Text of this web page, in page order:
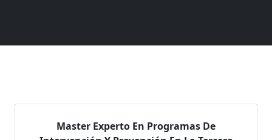
Master Experto En Programas De